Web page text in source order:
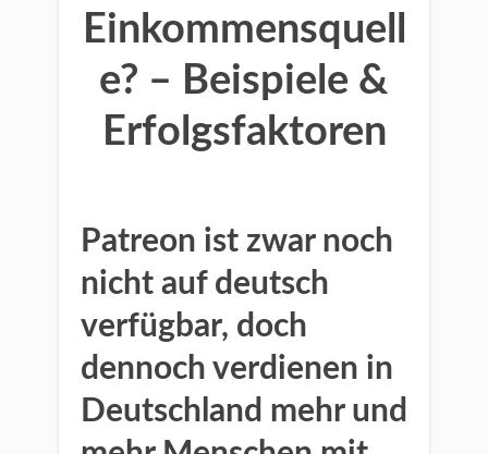
Einkommensquell
e? – Beispiele &
Erfolgsfaktoren
Patreon ist zwar noch
nicht auf deutsch
verfügbar, doch
dennoch verdienen in
Deutschland mehr und